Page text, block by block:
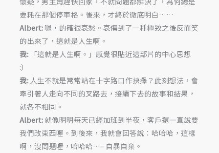
要耗在那個停車格。後來，才終於徹底明白……
Albert:嗯，的確很哀愁。哀傷到了一種極致之後反而笑
的出來了，這就是人生啊。
我:
「這就是人生啊。」感覺很貼近這部片的中心思想
:）
我: 人生不就是常常站在十字路口作抉擇？此刻想法，會
牽引著人走向不同的叉路去，接續下去的故事和結果，
就各不相同。
Albert:就像明明每天已經加班到半夜，客戶還一直說要
我們改東西喔。到後來，我就會回答說：哈哈哈，這樣
啊，沒問題喔，哈哈哈…– 自暴自棄。